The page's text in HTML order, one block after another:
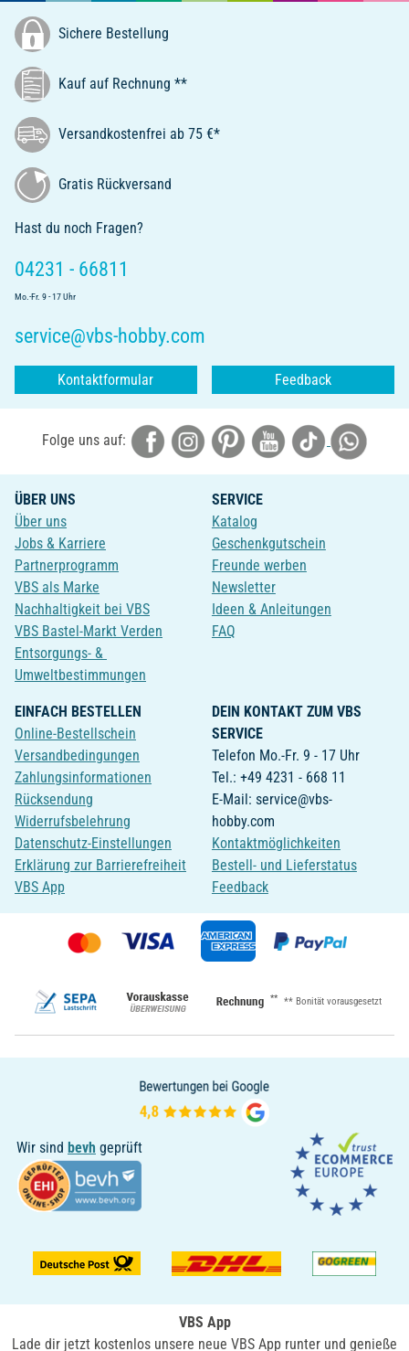
Sichere Bestellung
Kauf auf Rechnung **
Versandkostenfrei ab 75 €*
Gratis Rückversand
Hast du noch Fragen?
04231 - 66811
Mo.-Fr. 9 - 17 Uhr
service@vbs-hobby.com
Kontaktformular Feedback
Folge uns auf:
ÜBER UNS
Über uns
Jobs & Karriere
Partnerprogramm
VBS als Marke
Nachhaltigkeit bei VBS
VBS Bastel-Markt Verden
Entsorgungs- &
Umweltbestimmungen
SERVICE
Katalog
Geschenkgutschein
Freunde werben
Newsletter
Ideen & Anleitungen
FAQ
EINFACH BESTELLEN
Online-Bestellschein
Versandbedingungen
Zahlungsinformationen
Rücksendung
Widerrufsbelehrung
Datenschutz-Einstellungen
Erklärung zur Barrierefreiheit
VBS App
DEIN KONTAKT ZUM VBS
SERVICE
Telefon Mo.-Fr. 9 - 17 Uhr
Tel.: +49 4231 - 668 11
E-Mail: service@vbs-
hobby.com
Kontaktmöglichkeiten
Bestell- und Lieferstatus
Feedback
** ** Bonität vorausgesetzt
Wir sind bevh geprüft
VBS App
Lade dir jetzt kostenlos unsere neue VBS App runter und genieße